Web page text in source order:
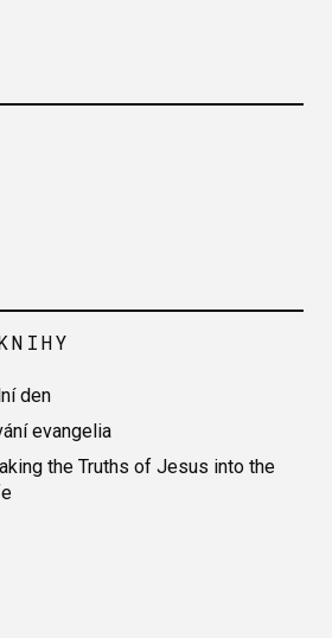
den
evangelia
the Truths of Jesus into the